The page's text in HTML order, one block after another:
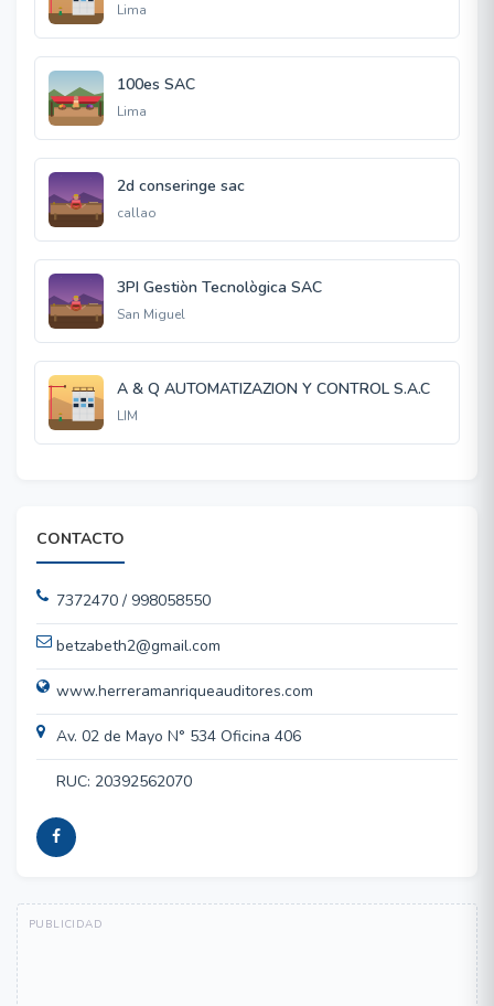
Lima
100es SAC
Lima
2d conseringe sac
callao
3PI Gestiòn Tecnològica SAC
San Miguel
A & Q AUTOMATIZAZION Y CONTROL S.A.C
LIM
CONTACTO
7372470 / 998058550
betzabeth2@gmail.com
www.herreramanriqueauditores.com
Av. 02 de Mayo N° 534 Oficina 406
RUC: 20392562070